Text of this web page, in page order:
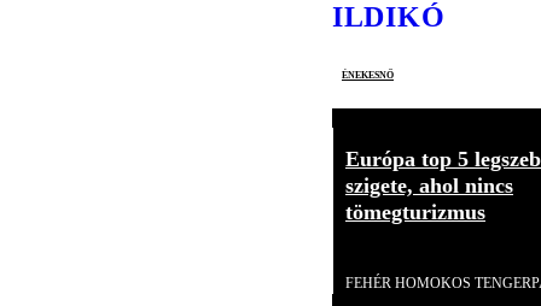
ILDIKÓ
énekesnő
Európa top 5
szigete, ahol nincs
tömegturizmus
FEHÉR HOMOKOS